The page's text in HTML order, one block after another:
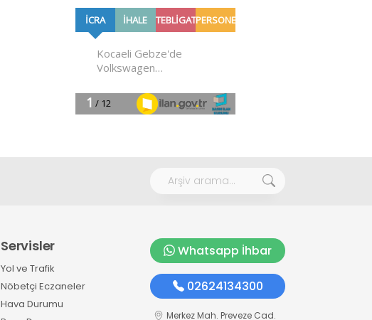
Servisler
Yol ve Trafik
Nöbetçi Eczaneler
Hava Durumu
Whatsapp İhbar
02624134300
Merkez Mah. Preveze Cad.